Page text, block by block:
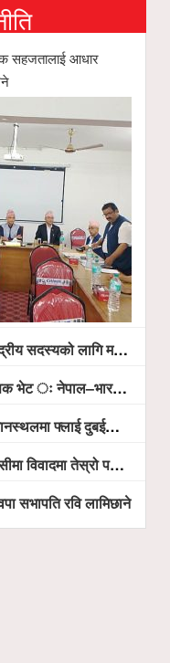
सहजतालाई आधार
लागि मतदान सम्पन्न,
नयाँ उचाइमा पु¥याउने साझा प्रतिबद्धता
प्राविधिक निरीक्षणपछि दैनिक उडानको ढोका खुल्दै
तेस्रो पक्ष अस्वीकार
सभापति रवि लामिछाने